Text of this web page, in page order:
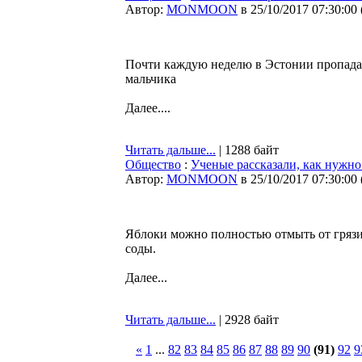
Автор: MONMOON в 25/10/2017 07:30:00
Почти каждую неделю в Эстонии
мальчика
Далее....
Читать дальше... | 1288 байт
Общество : Ученые рассказали, как
Автор: MONMOON в 25/10/2017 07:30:00
Яблоки можно полностью отмыть от
соды.
Далее...
Читать дальше... | 2928 байт
« 1 ... 82 83 84 85 86 87 88 89 90 (91) 92